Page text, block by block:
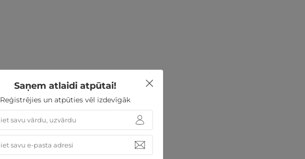
Saņem atlaidi atpūtai!
Reģistrējies un atpūties vēl izdevīgāk